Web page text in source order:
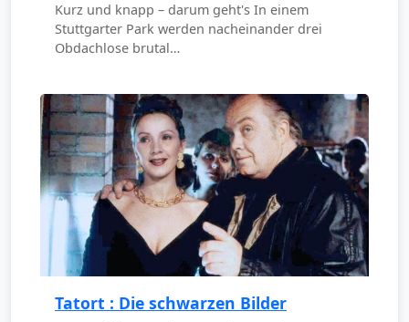
Kurz und knapp – darum geht's In einem
Stuttgarter Park werden nacheinander drei
Obdachlose brutal…
Tatort : Die schwarzen Bilder